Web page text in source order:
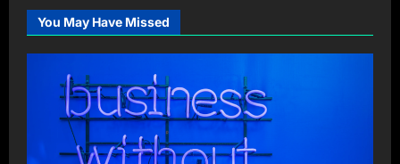
Technik
steigern
You May Have Missed